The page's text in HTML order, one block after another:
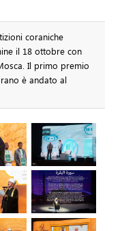
coraniche
il 18 ottobre con
Il primo premio
è andato al